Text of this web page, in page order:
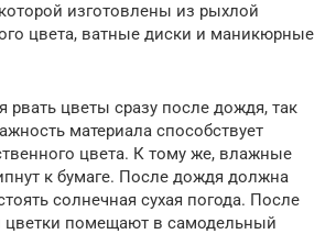
изготовлены из рыхлой
цвета, ватные диски и маникюрные
рвать цветы сразу после дождя, так
материала способствует
цвета. К тому же, влажные
к бумаге. После дождя должна
солнечная сухая погода. После
цветки помещают в самодельный